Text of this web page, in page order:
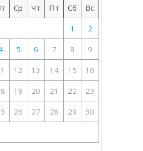
Ср Чт Пт Сб Вс
1 2
5 6 7 8 9
12 13 14 15 16
19 20 21 22 23
26 27 28 29 30